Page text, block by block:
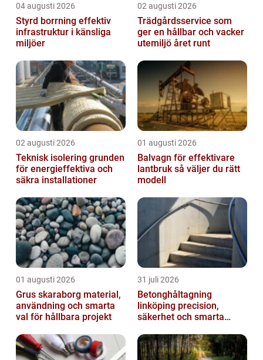
04 augusti 2026
Styrd borrning effektiv
infrastruktur i känsliga
miljöer
02 augusti 2026
Trädgårdsservice som
ger en hållbar och vacker
utemiljö året runt
02 augusti 2026
Teknisk isolering grunden
för energieffektiva och
säkra installationer
01 augusti 2026
Balvagn för effektivare
lantbruk så väljer du rätt
modell
01 augusti 2026
Grus skaraborg material,
användning och smarta
val för hållbara projekt
31 juli 2026
Betonghåltagning
linköping precision,
säkerhet och smarta